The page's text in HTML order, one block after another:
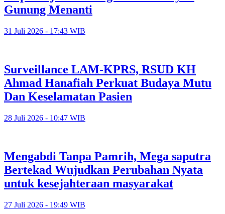
Gunung Menanti
31 Juli 2026 - 17:43 WIB
Surveillance LAM-KPRS, RSUD KH
Ahmad Hanafiah Perkuat Budaya Mutu
Dan Keselamatan Pasien
28 Juli 2026 - 10:47 WIB
Mengabdi Tanpa Pamrih, Mega saputra
Bertekad Wujudkan Perubahan Nyata
untuk kesejahteraan masyarakat
27 Juli 2026 - 19:49 WIB